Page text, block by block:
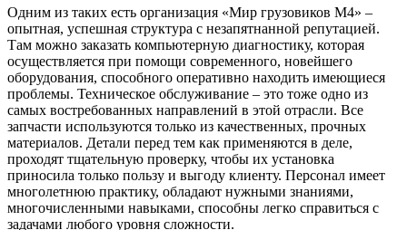
Одним из таких есть организация «Мир грузовиков М4» ‒
опытная, успешная структура с незапятнанной репутацией.
Там можно заказать компьютерную диагностику, которая
осуществляется при помощи современного, новейшего
оборудования, способного оперативно находить имеющиеся
проблемы. Техническое обслуживание ‒ это тоже одно из
самых востребованных направлений в этой отрасли. Все
запчасти используются только из качественных, прочных
материалов. Детали перед тем как применяются в деле,
проходят тщательную проверку, чтобы их установка
приносила только пользу и выгоду клиенту. Персонал имеет
многолетнюю практику, обладают нужными знаниями,
многочисленными навыками, способны легко справиться с
задачами любого уровня сложности.